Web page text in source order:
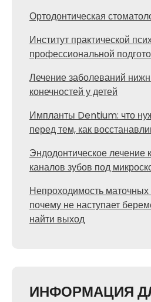
Ортодонтическая
Институт практической
профессиональной
Лечение заболеваний
конечностей у детей
Импланты Dentium: что
перед тем, как
Эндодонтическое лечение
каналов зубов под
Непроходимость маточных
почему не наступает
найти выход
ИНФОРМАЦИЯ